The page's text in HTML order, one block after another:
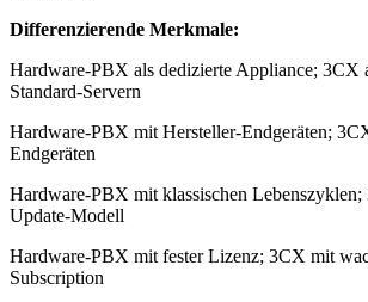
Differenzierende Merkmale:
Hardware-PBX als dedizierte Appliance; 3CX
Standard-Servern
Hardware-PBX mit Hersteller-Endgeräten;
Endgeräten
Hardware-PBX mit klassischen
Update-Modell
Hardware-PBX mit fester Lizenz; 3CX mit
Subscription